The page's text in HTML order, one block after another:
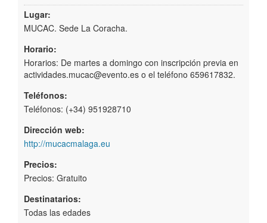
Lugar:
MUCAC. Sede La Coracha.
Horario:
Horarios: De martes a domingo con inscripción previa en
actividades.mucac@evento.es o el teléfono 659617832.
Teléfonos:
Teléfonos: (+34) 951928710
Dirección web:
http://mucacmalaga.eu
Precios:
Precios: Gratuito
Destinatarios:
Todas las edades